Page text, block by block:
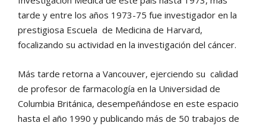
tarde y entre los años 1973-75 fue investigador en la
prestigiosa Escuela de Medicina de Harvard,
focalizando su actividad en la investigación del cáncer.
Más tarde retorna a Vancouver, ejerciendo su calidad
de profesor de farmacología en la Universidad de
Columbia Británica, desempeñándose en este espacio
hasta el año 1990 y publicando más de 50 trabajos de